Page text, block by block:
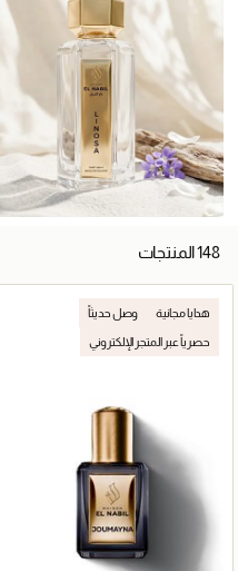
148 المنتجات
هدايا مجانية وصل حديثاً
حصرياً عبر المتجر الإلكتروني